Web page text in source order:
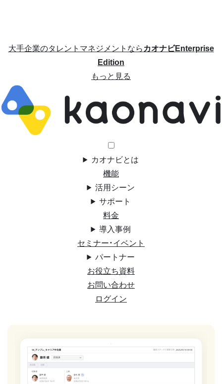
大手企業のタレントマネジメントならカオナビEnterprise
Edition
もっと見る
カオナビとは
機能
活用シーン
サポート
料金
導入事例
セミナー・イベント
パートナー
お役立ち資料
お問い合わせ
ログイン